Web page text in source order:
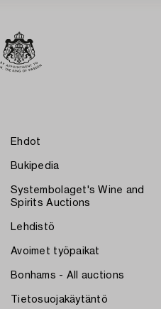
Ehdot
Bukipedia
Systembolaget's Wine and
Spirits Auctions
Lehdistö
Avoimet työpaikat
Bonhams - All auctions
Tietosuojakäytäntö